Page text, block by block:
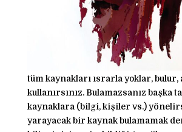
tüm kaynakları ısrarla yoklar, bulur,
kullanırsınız. Bulamazsanız başka
kaynaklara (bilgi, kişiler vs.)
yarayacak bir kaynak bulamamak